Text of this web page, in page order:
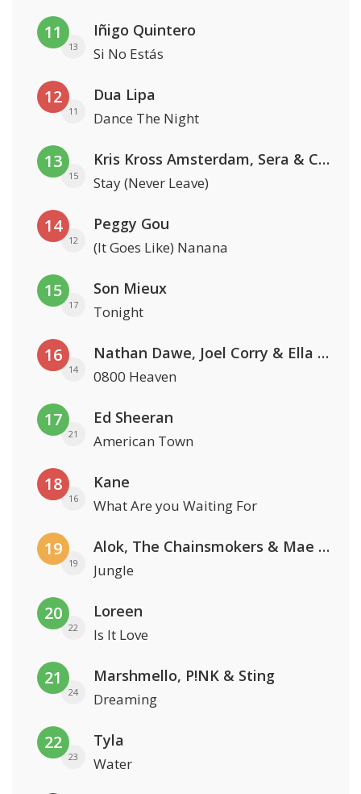
11
13
Iñigo Quintero
Si No Estás
12
11
Dua Lipa
Dance The Night
13
15
Kris Kross Amsterdam, Sera & Conor Maynard
Stay (Never Leave)
14
12
Peggy Gou
(It Goes Like) Nanana
15
17
Son Mieux
Tonight
16
14
Nathan Dawe, Joel Corry & Ella Henderson
0800 Heaven
17
21
Ed Sheeran
American Town
18
16
Kane
What Are you Waiting For
19
19
Alok, The Chainsmokers & Mae Stephens
Jungle
20
22
Loreen
Is It Love
21
24
Marshmello, P!NK & Sting
Dreaming
22
23
Tyla
Water